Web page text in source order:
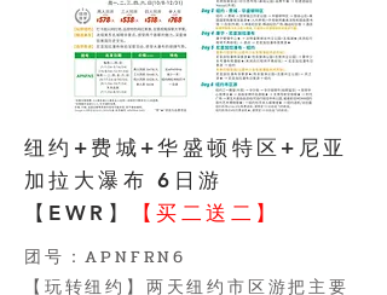
纽约+费城+华盛顿特区+尼亚
加拉大瀑布 6日游
【EWR】
【买二送二】
​团号：APNFRN6
【玩转纽约】两天纽约市区游把主要